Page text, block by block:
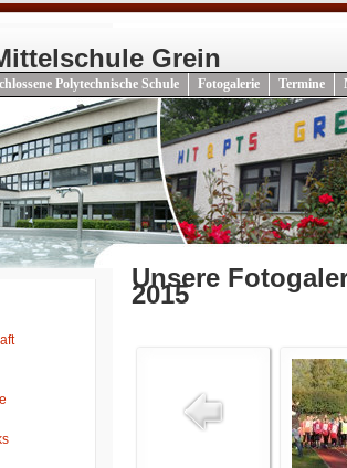
Grein
Polytechnische Schule Fotogalerie Termine
Unsere
2015